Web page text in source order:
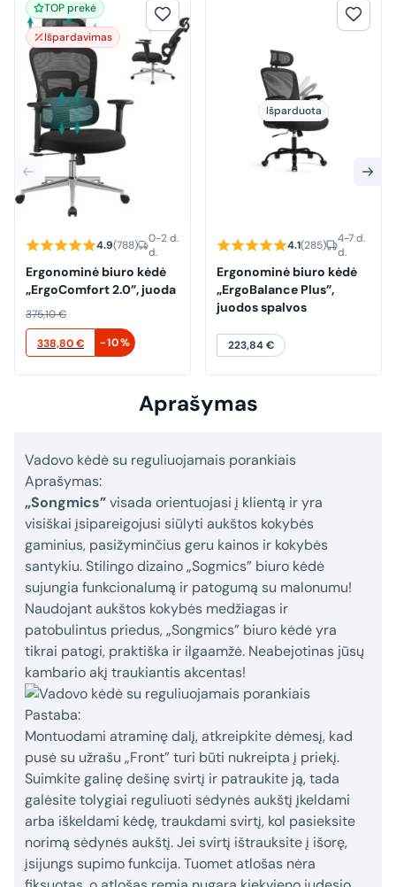
TOP prekė
Išpardavimas
4.9(788)
0-2 d.
d.
Ergonominė biuro kėdė
„ErgoComfort 2.0”, juoda
375,10€
Original
price
338,80€
Current
price
338,80 €.
-10%
Išparduota
4.1(285)
4-7 d.
d.
Ergonominė biuro kėdė
„ErgoBalance Plus”,
juodos spalvos
223,84€
Aprašymas
Vadovo kėdė su reguliuojamais porankiais
Aprašymas:
„Songmics”visada orientuojasi į klientą ir yra
visiškai įsipareigojusi siūlyti aukštos kokybės
gaminius, pasižyminčius geru kainos ir kokybės
santykiu. Stilingo dizaino „Sogmics” biuro kėdė
sujungia funkcionalumą ir patogumą su malonumu!
Naudojant aukštos kokybės medžiagas ir
patobulintus priedus, „Songmics” biuro kėdė yra
tikrai patogi, praktiška ir ilgaamžė. Neabejotinas jūsų
kambario akį traukiantis akcentas!
Pastaba:
Montuodami atraminę dalį, atkreipkite dėmesį, kad
pusė su užrašu „Front” turi būti nukreipta į priekį.
Suimkite galinę dešinę svirtį ir patraukite ją, tada
galėsite tolygiai reguliuoti sėdynės aukštį įkeldami
arba iškeldami kėdę, traukdami svirtį, kol pasieksite
norimą sėdynės aukštį. Jei svirtį ištrauksite į išorę,
įsijungs supimo funkcija. Tuomet atlošas nėra